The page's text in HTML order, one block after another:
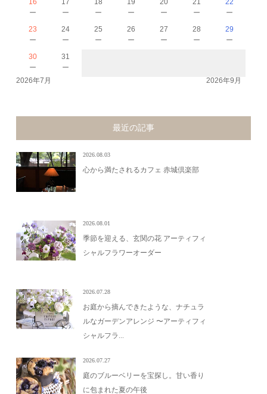
16
－
17
－
18
－
19
－
20
－
21
－
22
－
23
－
24
－
25
－
26
－
27
－
28
－
29
－
30
－
31
－
2026年7月 2026年9月
最近の記事
2026.08.03
心から満たされるカフェ 赤城倶楽部
2026.08.01
季節を迎える、玄関の花 アーティフィ
シャルフラワーオーダー
2026.07.28
お庭から摘んできたような、ナチュラ
ルなガーデンアレンジ 〜アーティフィ
シャルフラ...
2026.07.27
庭のブルーベリーを宝探し。甘い香り
に包まれた夏の午後